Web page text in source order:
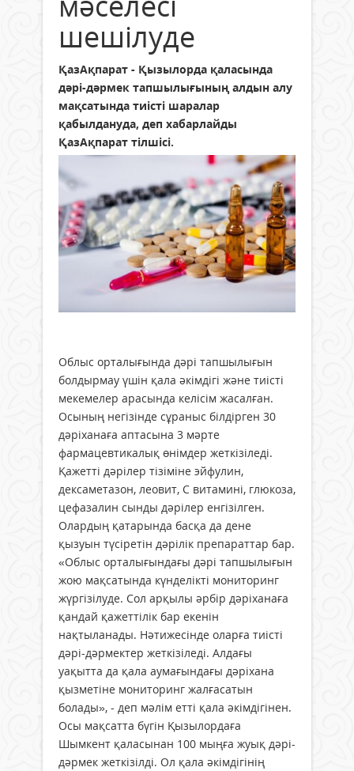
шешілуде
ҚазАқпарат - Қызылорда қаласында
дәрі-дәрмек тапшылығының алдын алу
мақсатында тиісті шаралар
қабылдануда, деп хабарлайды
ҚазАқпарат тілшісі.
Облыс орталығында дәрі тапшылығын
болдырмау үшін қала әкімдігі және тиісті
мекемелер арасында келісім жасалған.
Осының негізінде сұраныс білдірген 30
дәріханаға аптасына 3 мәрте
фармацевтикалық өнімдер жеткізіледі.
Қажетті дәрілер тізіміне эйфулин,
дексаметазон, леовит, С витамині, глюкоза,
цефазалин сынды дәрілер енгізілген.
Олардың қатарында басқа да дене
қызуын түсіретін дәрілік препараттар бар.
«Облыс орталығындағы дәрі тапшылығын
жою мақсатында күнделікті мониторинг
жүргізілуде. Сол арқылы әрбір дәріханаға
қандай қажеттілік бар екенін
нақтыланады. Нәтижесінде оларға тиісті
дәрі-дәрмектер жеткізіледі. Алдағы
уақытта да қала аумағындағы дәріхана
қызметіне мониторинг жалғасатын
болады», - деп мәлім етті қала әкімдігінен.
Осы мақсатта бүгін Қызылордаға
Шымкент қаласынан 100 мыңға жуық дәрі-
дәрмек жеткізілді. Ол қала әкімдігінің